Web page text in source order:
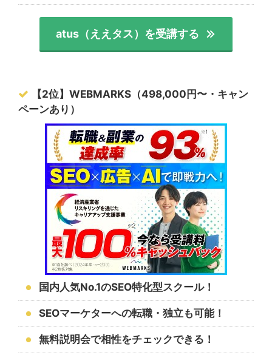
atus（ええタス）を受講する
【2位】WEBMARKS（498,000円〜・キャン
ペーンあり）
国内人気No.1のSEO特化型スクール！
SEOマーケターへの転職・独立も可能！
無料説明会で相性をチェックできる！